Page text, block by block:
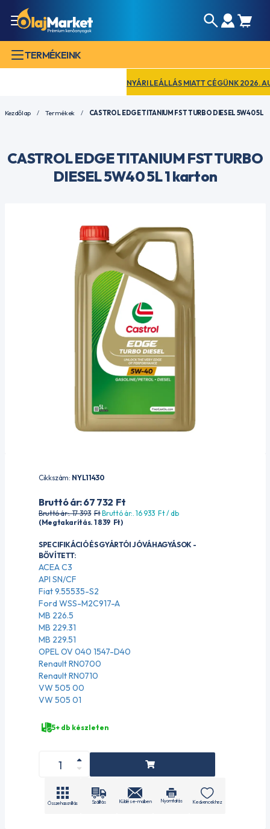
TERMÉKEINK
NYÁRI LEÁLLÁS MIATT CÉGÜNK 2026.
Kezdőlap Termékek CASTROL EDGE TITANIUM FST TURBO DIESEL 5W40 5L
CASTROL EDGE TITANIUM FST TURBO
DIESEL 5W40 5L 1 karton
Cikkszám: NYL11430
Bruttó ár: 67 732 Ft
Bruttó ár:. 17 393 FtBruttó ár:. 16 933 Ft/ db
(Megtakarítás. 1 839 Ft)
SPECIFIKÁCIÓ ÉS GYÁRTÓI JÓVÁHAGYÁSOK -
BŐVÍTETT:
ACEA C3
API SN/CF
Fiat 9.55535-S2
Ford WSS-M2C917-A
MB 226.5
MB 229.31
MB 229.51
OPEL OV 040 1547-D40
Renault RN0700
Renault RN0710
VW 505 00
VW 505 01
5+ db készleten
Összehasonlítás Szállítás Küldés e-mailben Nyomtatás Kedvencekhez